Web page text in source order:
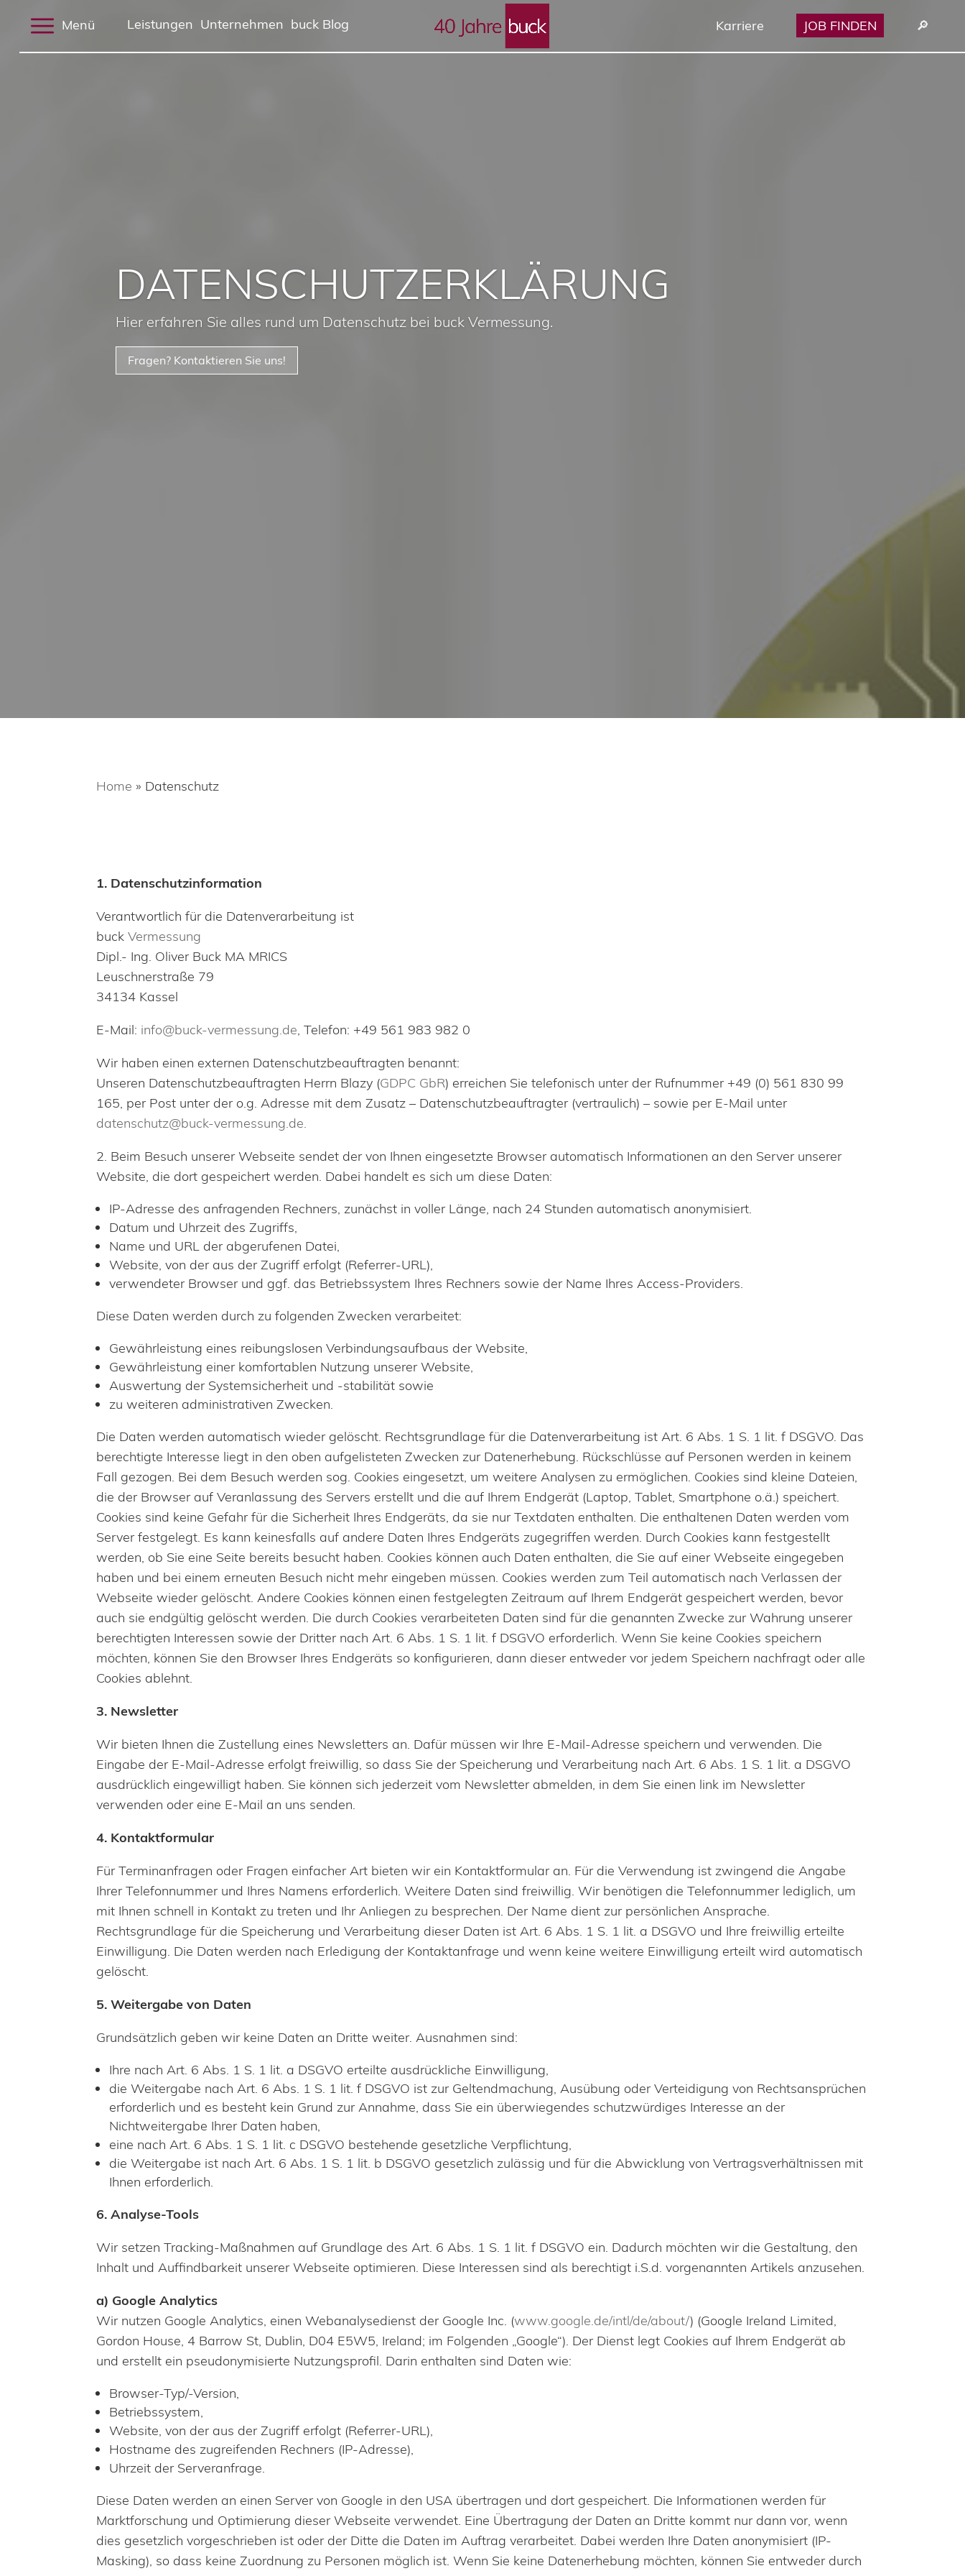
Menü Leistungen Unternehmen buck Blog Karriere JOB FINDEN 🔎︎
DATENSCHUTZERKLÄRUNG
Hier erfahren Sie alles rund um Datenschutz bei buck Vermessung.
Fragen? Kontaktieren Sie uns!
Home » Datenschutz
1. Datenschutzinformation
Verantwortlich für die Datenverarbeitung ist
buckVermessung
Dipl.- Ing. Oliver Buck MA MRICS
Leuschnerstraße 79
34134 Kassel
E-Mail: info@buck-vermessung.de, Telefon: +49 561 983 982 0
Wir haben einen externen Datenschutzbeauftragten benannt:
Unseren Datenschutzbeauftragten Herrn Blazy (GDPC GbR) erreichen Sie telefonisch unter der Rufnummer +49 (0) 561 830 99
165, per Post unter der o.g. Adresse mit dem Zusatz – Datenschutzbeauftragter (vertraulich) – sowie per E-Mail unter
datenschutz@buck-vermessung.de.
2. Beim Besuch unserer Webseite sendet der von Ihnen eingesetzte Browser automatisch Informationen an den Server unserer
Website, die dort gespeichert werden. Dabei handelt es sich um diese Daten:
IP-Adresse des anfragenden Rechners, zunächst in voller Länge, nach 24 Stunden automatisch anonymisiert.
Datum und Uhrzeit des Zugriffs,
Name und URL der abgerufenen Datei,
Website, von der aus der Zugriff erfolgt (Referrer-URL),
verwendeter Browser und ggf. das Betriebssystem Ihres Rechners sowie der Name Ihres Access-Providers.
Diese Daten werden durch zu folgenden Zwecken verarbeitet:
Gewährleistung eines reibungslosen Verbindungsaufbaus der Website,
Gewährleistung einer komfortablen Nutzung unserer Website,
Auswertung der Systemsicherheit und -stabilität sowie
zu weiteren administrativen Zwecken.
Die Daten werden automatisch wieder gelöscht. Rechtsgrundlage für die Datenverarbeitung ist Art. 6 Abs. 1 S. 1 lit. f DSGVO. Das
berechtigte Interesse liegt in den oben aufgelisteten Zwecken zur Datenerhebung. Rückschlüsse auf Personen werden in keinem
Fall gezogen. Bei dem Besuch werden sog. Cookies eingesetzt, um weitere Analysen zu ermöglichen. Cookies sind kleine Dateien,
die der Browser auf Veranlassung des Servers erstellt und die auf Ihrem Endgerät (Laptop, Tablet, Smartphone o.ä.) speichert.
Cookies sind keine Gefahr für die Sicherheit Ihres Endgeräts, da sie nur Textdaten enthalten. Die enthaltenen Daten werden vom
Server festgelegt. Es kann keinesfalls auf andere Daten Ihres Endgeräts zugegriffen werden. Durch Cookies kann festgestellt
werden, ob Sie eine Seite bereits besucht haben. Cookies können auch Daten enthalten, die Sie auf einer Webseite eingegeben
haben und bei einem erneuten Besuch nicht mehr eingeben müssen. Cookies werden zum Teil automatisch nach Verlassen der
Webseite wieder gelöscht. Andere Cookies können einen festgelegten Zeitraum auf Ihrem Endgerät gespeichert werden, bevor
auch sie endgültig gelöscht werden. Die durch Cookies verarbeiteten Daten sind für die genannten Zwecke zur Wahrung unserer
berechtigten Interessen sowie der Dritter nach Art. 6 Abs. 1 S. 1 lit. f DSGVO erforderlich. Wenn Sie keine Cookies speichern
möchten, können Sie den Browser Ihres Endgeräts so konfigurieren, dann dieser entweder vor jedem Speichern nachfragt oder alle
Cookies ablehnt.
3. Newsletter
Wir bieten Ihnen die Zustellung eines Newsletters an. Dafür müssen wir Ihre E-Mail-Adresse speichern und verwenden. Die
Eingabe der E-Mail-Adresse erfolgt freiwillig, so dass Sie der Speicherung und Verarbeitung nach Art. 6 Abs. 1 S. 1 lit. a DSGVO
ausdrücklich eingewilligt haben. Sie können sich jederzeit vom Newsletter abmelden, in dem Sie einen link im Newsletter
verwenden oder eine E-Mail an uns senden.
4. Kontaktformular
Für Terminanfragen oder Fragen einfacher Art bieten wir ein Kontaktformular an. Für die Verwendung ist zwingend die Angabe
Ihrer Telefonnummer und Ihres Namens erforderlich. Weitere Daten sind freiwillig. Wir benötigen die Telefonnummer lediglich, um
mit Ihnen schnell in Kontakt zu treten und Ihr Anliegen zu besprechen. Der Name dient zur persönlichen Ansprache.
Rechtsgrundlage für die Speicherung und Verarbeitung dieser Daten ist Art. 6 Abs. 1 S. 1 lit. a DSGVO und Ihre freiwillig erteilte
Einwilligung. Die Daten werden nach Erledigung der Kontaktanfrage und wenn keine weitere Einwilligung erteilt wird automatisch
gelöscht.
5. Weitergabe von Daten
Grundsätzlich geben wir keine Daten an Dritte weiter. Ausnahmen sind:
Ihre nach Art. 6 Abs. 1 S. 1 lit. a DSGVO erteilte ausdrückliche Einwilligung,
die Weitergabe nach Art. 6 Abs. 1 S. 1 lit. f DSGVO ist zur Geltendmachung, Ausübung oder Verteidigung von Rechtsansprüchen
erforderlich und es besteht kein Grund zur Annahme, dass Sie ein überwiegendes schutzwürdiges Interesse an der
Nichtweitergabe Ihrer Daten haben,
eine nach Art. 6 Abs. 1 S. 1 lit. c DSGVO bestehende gesetzliche Verpflichtung,
die Weitergabe ist nach Art. 6 Abs. 1 S. 1 lit. b DSGVO gesetzlich zulässig und für die Abwicklung von Vertragsverhältnissen mit
Ihnen erforderlich.
6. Analyse-Tools
Wir setzen Tracking-Maßnahmen auf Grundlage des Art. 6 Abs. 1 S. 1 lit. f DSGVO ein. Dadurch möchten wir die Gestaltung, den
Inhalt und Auffindbarkeit unserer Webseite optimieren. Diese Interessen sind als berechtigt i.S.d. vorgenannten Artikels anzusehen.
a) Google Analytics
Wir nutzen Google Analytics, einen Webanalysedienst der Google Inc. (www.google.de/intl/de/about/) (Google Ireland Limited,
Gordon House, 4 Barrow St, Dublin, D04 E5W5, Ireland; im Folgenden „Google“). Der Dienst legt Cookies auf Ihrem Endgerät ab
und erstellt ein pseudonymisierte Nutzungsprofil. Darin enthalten sind Daten wie:
Browser-Typ/-Version,
Betriebssystem,
Website, von der aus der Zugriff erfolgt (Referrer-URL),
Hostname des zugreifenden Rechners (IP-Adresse),
Uhrzeit der Serveranfrage.
Diese Daten werden an einen Server von Google in den USA übertragen und dort gespeichert. Die Informationen werden für
Marktforschung und Optimierung dieser Webseite verwendet. Eine Übertragung der Daten an Dritte kommt nur dann vor, wenn
dies gesetzlich vorgeschrieben ist oder der Ditte die Daten im Auftrag verarbeitet. Dabei werden Ihre Daten anonymisiert (IP-
Masking), so dass keine Zuordnung zu Personen möglich ist. Wenn Sie keine Datenerhebung möchten, können Sie entweder durch